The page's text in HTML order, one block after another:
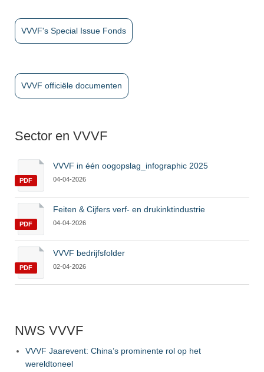
VVVF's Special Issue Fonds
VVVF officiële documenten
Sector en VVVF
PDF
VVVF in één oogopslag_infographic 2025
04-04-2026
PDF
Feiten & Cijfers verf- en drukinktindustrie
04-04-2026
PDF
VVVF bedrijfsfolder
02-04-2026
NWS VVVF
VVVF Jaarevent: China’s prominente rol op het
wereldtoneel